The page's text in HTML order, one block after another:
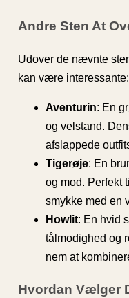
Andre Sten At
Udover de nævnte
kan være interessante:
Aventurin: En
og velstand.
afslappede
Tigerøje: En
og mod. Perfekt
smykke med en
Howlit: En hvid
tålmodighed og
nem at
Hvordan Vælger